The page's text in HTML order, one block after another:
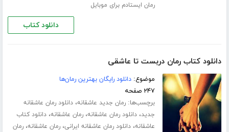
رمان ایستادم برای موبایل
دانلود کتاب
دانلود کتاب رمان دربست تا عاشقی
موضوع:دانلود رایگان بهترین رمان‌ها
۲۴۷ صفحه
برچسب‌ها:رمان جدید عاشقانه،دانلود رمان عاشقانه
جدید،دانلود رمان عاشقانه،رمان عاشقانه،دانلود کتاب
عاشقانه،دانلود رمان عاشقانه ایرانی،رمان عاشقانه،رمان